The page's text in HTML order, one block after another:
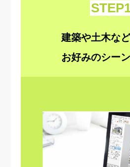
建築や土木な
お好みのシー